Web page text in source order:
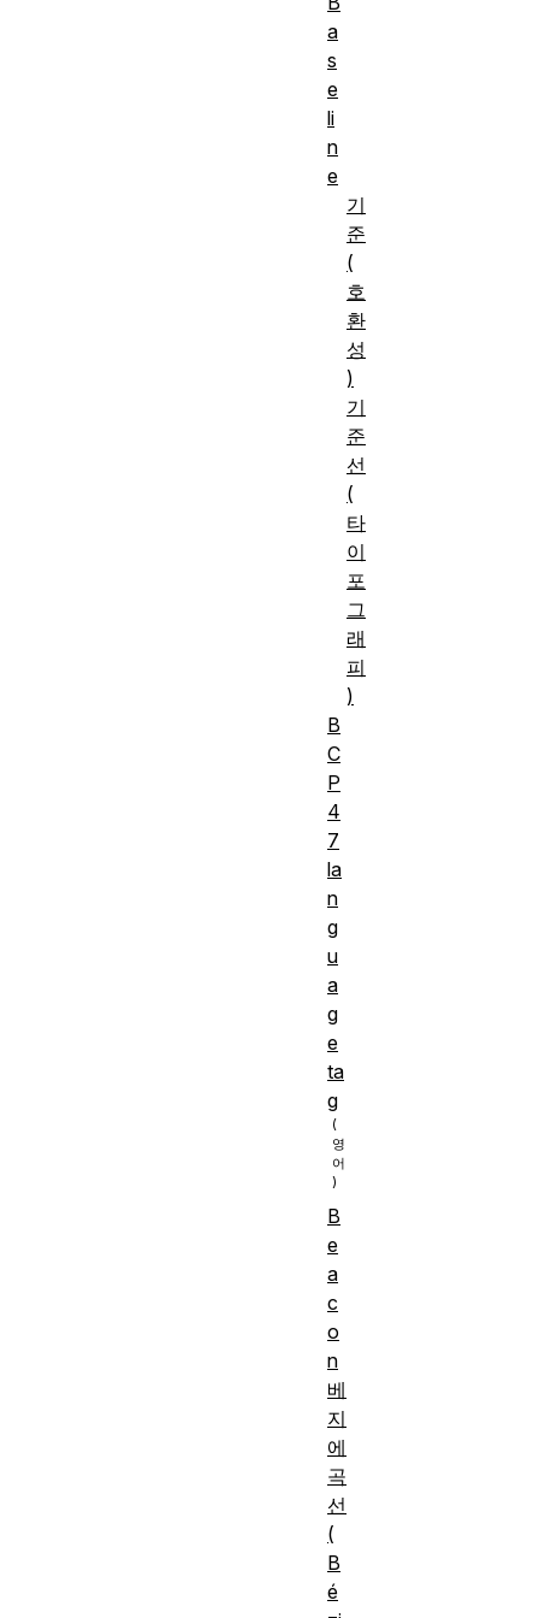
a
s
e
li
n
e
기
준
(
호
환
성
)
기
준
선
(
타
이
포
그
래
피
)
B
C
P
4
7
la
n
g
u
a
g
e
ta
g
B
e
a
c
o
n
베
지
에
곡
선
(
B
é